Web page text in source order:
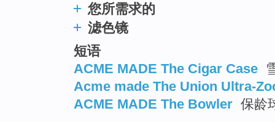
您所需求的
滤色镜
短语
ACME MADE The Cigar Case
Acme made The Union Ultra-
ACME MADE The Bowler 保龄